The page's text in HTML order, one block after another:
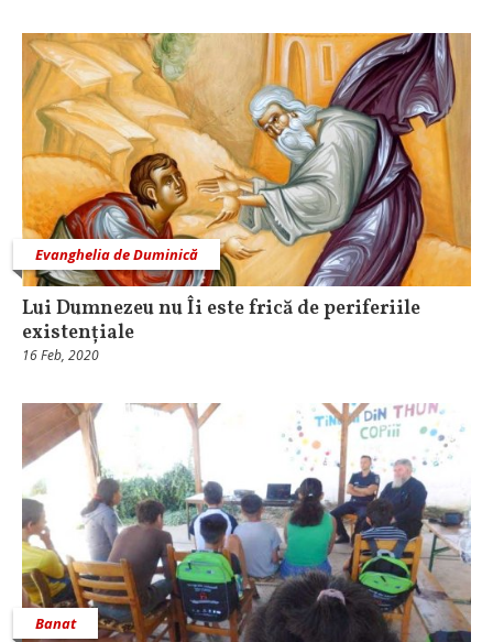
Evanghelia de Duminică
Lui Dumnezeu nu Îi este frică de periferiile
existențiale
16 Feb, 2020
Banat